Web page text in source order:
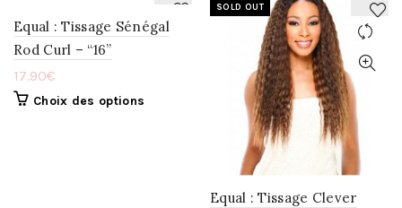
Equal : Tissage Sénégal
Rod Curl – “16”
17.90€
Choix des options
SOLD OUT
Equal : Tissage Clever